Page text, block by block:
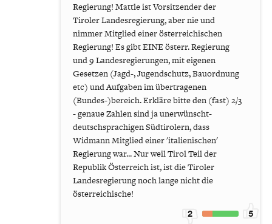
Regierung! Mattle ist Vorsitzender der
Tiroler Landesregierung, aber nie und
nimmer Mitglied einer österreichischen
Regierung! Es gibt EINE österr. Regierung
und 9 Landesregierungen, mit eigenen
Gesetzen (Jagd-, Jugendschutz, Bauordnung
etc) und Aufgaben im übertragenen
(Bundes-)bereich. Erkläre bitte den (fast) 2/3
- genaue Zahlen sind ja unerwünscht-
deutschsprachigen Südtirolern, dass
Widmann Mitglied einer 'italienischen'
Regierung war... Nur weil Tirol Teil der
Republik Österreich ist, ist die Tiroler
Landesregierung noch lange nicht die
österreichische!
2 5